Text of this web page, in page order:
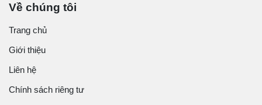
Về chúng tôi
Trang chủ
Giới thiệu
Liên hệ
Chính sách riêng tư